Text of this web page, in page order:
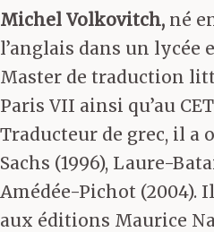
Michel Volkovitch, né
l’anglais dans un lycée
Master de traduction
Paris VII ainsi qu’au
Traducteur de grec, il
Sachs (1996), Laure-
Amédée-Pichot (2004).
aux éditions Maurice